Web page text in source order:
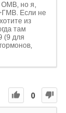
ОМВ, но я,
Если не
из
там
(9 для
0